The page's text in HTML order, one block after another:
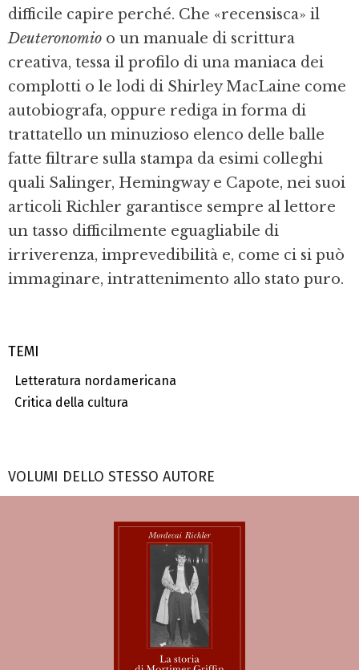
TEMI
Letteratura nordamericana
Critica della cultura
difficile capire perché. Che «recensisca» il
Deuteronomio o un manuale di scrittura
creativa, tessa il profilo di una maniaca dei
complotti o le lodi di Shirley MacLaine come
autobiografa, oppure rediga in forma di
trattatello un minuzioso elenco delle balle
fatte filtrare sulla stampa da esimi colleghi
quali Salinger, Hemingway e Capote, nei suoi
articoli Richler garantisce sempre al lettore
un tasso difficilmente eguagliabile di
irriverenza, imprevedibilità e, come ci si può
immaginare, intrattenimento allo stato puro.
VOLUMI DELLO STESSO AUTORE